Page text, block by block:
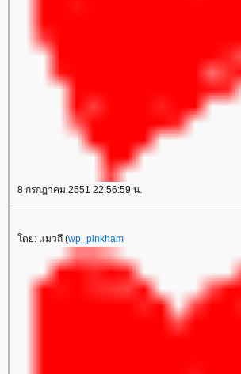
8 กรกฎาคม 2551 22:56:59 น.
ดย: แมวถึ (wp_pinkham